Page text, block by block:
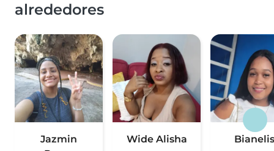
alrededores
Jazmin
Wide Alisha Bianelis